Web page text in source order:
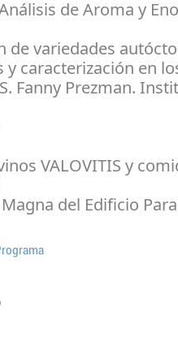
de Aroma y
de variedades
y caracterización en
Fanny Prezman.
VALOVITIS y
del Edificio